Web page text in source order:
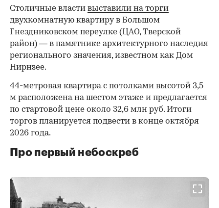
Столичные власти выставили на торги
двухкомнатную квартиру в Большом
Гнездниковском переулке (ЦАО, Тверской
район) — в памятнике архитектурного наследия
регионального значения, известном как Дом
Нирнзее.
44-метровая квартира с потолками высотой 3,5
м расположена на шестом этаже и предлагается
по стартовой цене около 32,6 млн руб. Итоги
торгов планируется подвести в конце октября
2026 года.
Про первый небоскреб